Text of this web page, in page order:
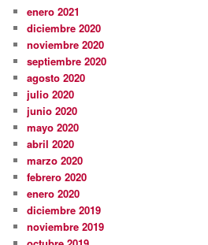
enero 2021
diciembre 2020
noviembre 2020
septiembre 2020
agosto 2020
julio 2020
junio 2020
mayo 2020
abril 2020
marzo 2020
febrero 2020
enero 2020
diciembre 2019
noviembre 2019